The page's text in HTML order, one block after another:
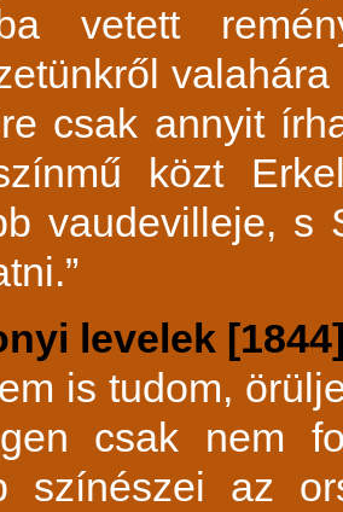
vetett
csak annyit
közt
vaudevilleje, s
levelek
is tudom,
csak nem
színészei az